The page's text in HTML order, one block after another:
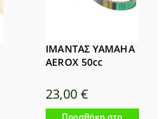
ΙΜΑΝΤΑΣ YAMAHA
AEROX 50cc
23,00 €